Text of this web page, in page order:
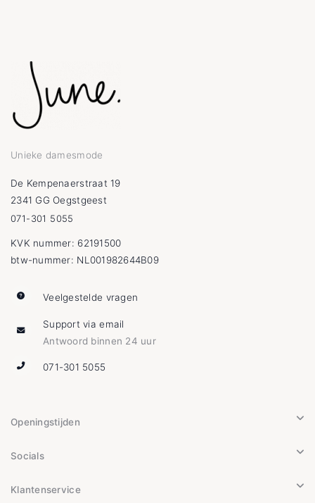
Unieke damesmode
De Kempenaerstraat 19
2341 GG Oegstgeest
071-301 5055
KVK nummer: 62191500
btw-nummer: NL001982644B09
Veelgestelde vragen
Support via email
Antwoord binnen 24 uur
071-301 5055
Openingstijden
Socials
Klantenservice